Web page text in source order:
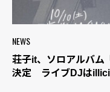
NEWS
荘子it、ソロアルバム
決定 ライブDJは